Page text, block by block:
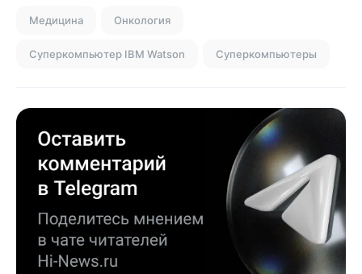
Медицина Онкология
Суперкомпьютер IBM Watson Суперкомпьютеры